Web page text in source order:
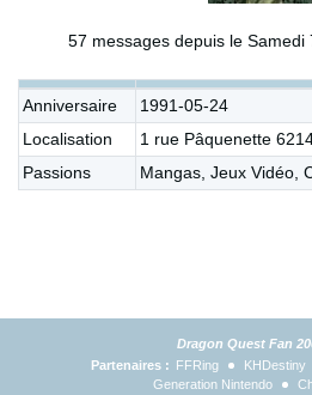
57 messages depuis le Samedi
Anniversaire
1991-05-24
Localisation
1 rue Pâquenette
Passions
Mangas, Jeux Vidéo,
Dragon Quest Fan
Partenaires : FFRing KHDestiny
Generation Nintendo